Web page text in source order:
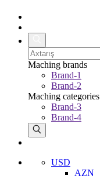
Maching brands
Brand-1
Brand-2
Maching categories
Brand-3
Brand-4
USD
AZN